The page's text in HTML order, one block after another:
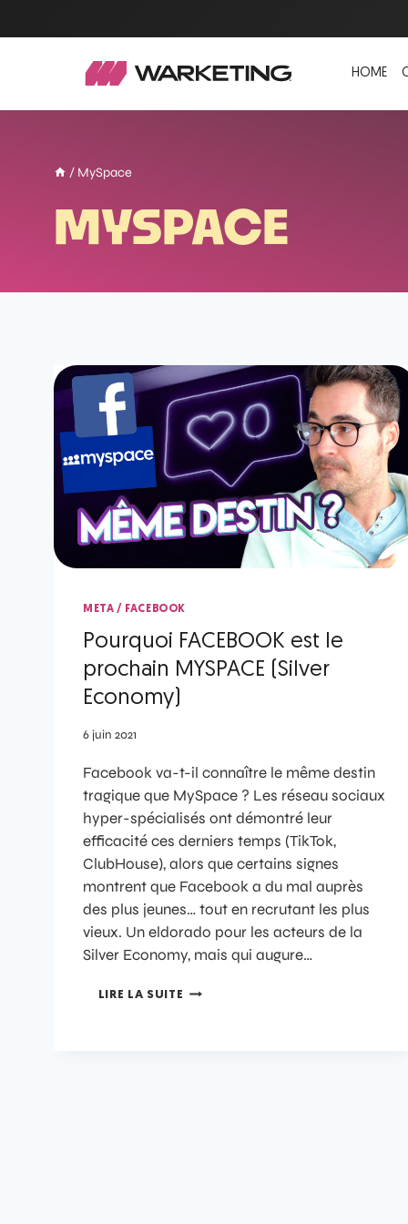
HOME
/ MySpace
MYSPACE
META / FACEBOOK
Pourquoi FACEBOOK est le
prochain MYSPACE (Silver
Economy)
6 juin 2021
Facebook va-t-il connaître le même destin
tragique que MySpace ? Les réseau sociaux
hyper-spécialisés ont démontré leur
efficacité ces derniers temps (TikTok,
ClubHouse), alors que certains signes
montrent que Facebook a du mal auprès
des plus jeunes… tout en recrutant les plus
vieux. Un eldorado pour les acteurs de la
Silver Economy, mais qui augure…
LIRE LA SUITE